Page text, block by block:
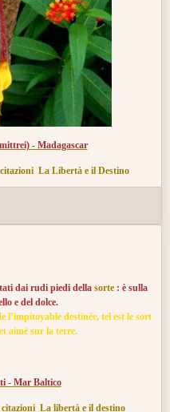
- Madagascar
La Libertà e il Destino
dai rudi piedi della sorte : è sulla
e del dolce.
l’impitoyable destinée, tel est le sort
aimé sur la terre.
- Mar Baltico
La libertà e il destino